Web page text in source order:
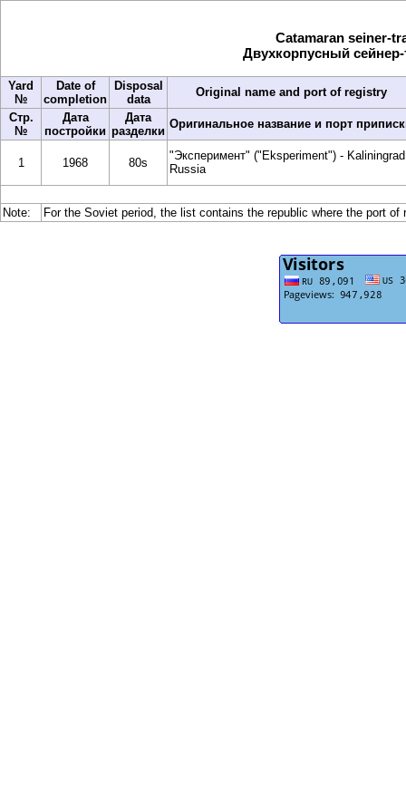
Catamaran seiner-
Двухкорпусный
Yard
№
Date of
completion
Disposal
data
Original name and port of registry
Стр.
№
Дата
постройки
Дата
разделки
Оригинальное название и порт
1 1968 80s
"Эксперимент" ("Eksperiment") -
Russia
Note: For the Soviet period, the list contains the republic where the port of